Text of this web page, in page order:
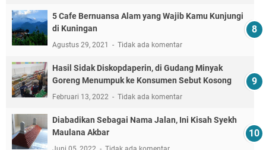
5 Cafe Bernuansa Alam yang Wajib Kamu Kunjungi
di Kuningan
Agustus 29, 2021 Tidak ada komentar
Hasil Sidak Diskopdaperin, di Gudang Minyak
Goreng Menumpuk ke Konsumen Sebut Kosong
Februari 13, 2022 Tidak ada komentar
Diabadikan Sebagai Nama Jalan, Ini Kisah Syekh
Maulana Akbar